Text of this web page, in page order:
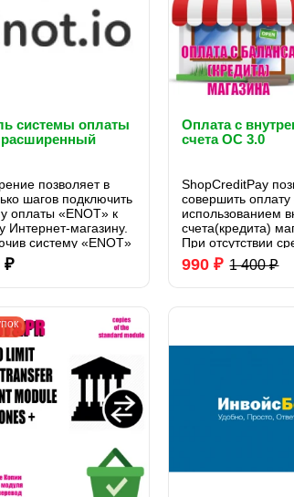
системы оплаты
расширенный
позволяет в
шагов подключить
оплаты «ENOT » к
Интернет-магазину.
систему «ENOT»
или Интернет-
вы сможете
способов оплаты.
₽
Оплата с
счета OC 3.0
ShopCreditPay
совершить оплату
использованием
счета(кредита)
При отсутствии
скрывается либо
предупреждение
990 ₽ 1 400 ₽